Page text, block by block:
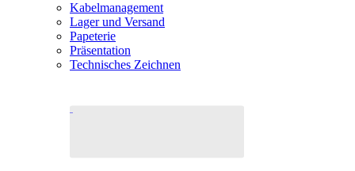
Kabelmanagement
Lager und Versand
Papeterie
Präsentation
Technisches Zeichnen